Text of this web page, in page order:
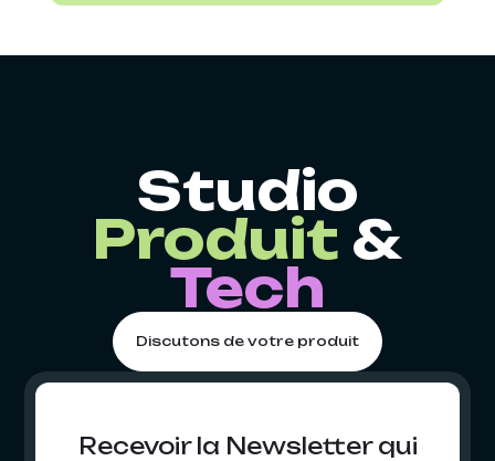
Studio
Produit &
Tech
Discutons de votre produit
Recevoir la Newsletter qui